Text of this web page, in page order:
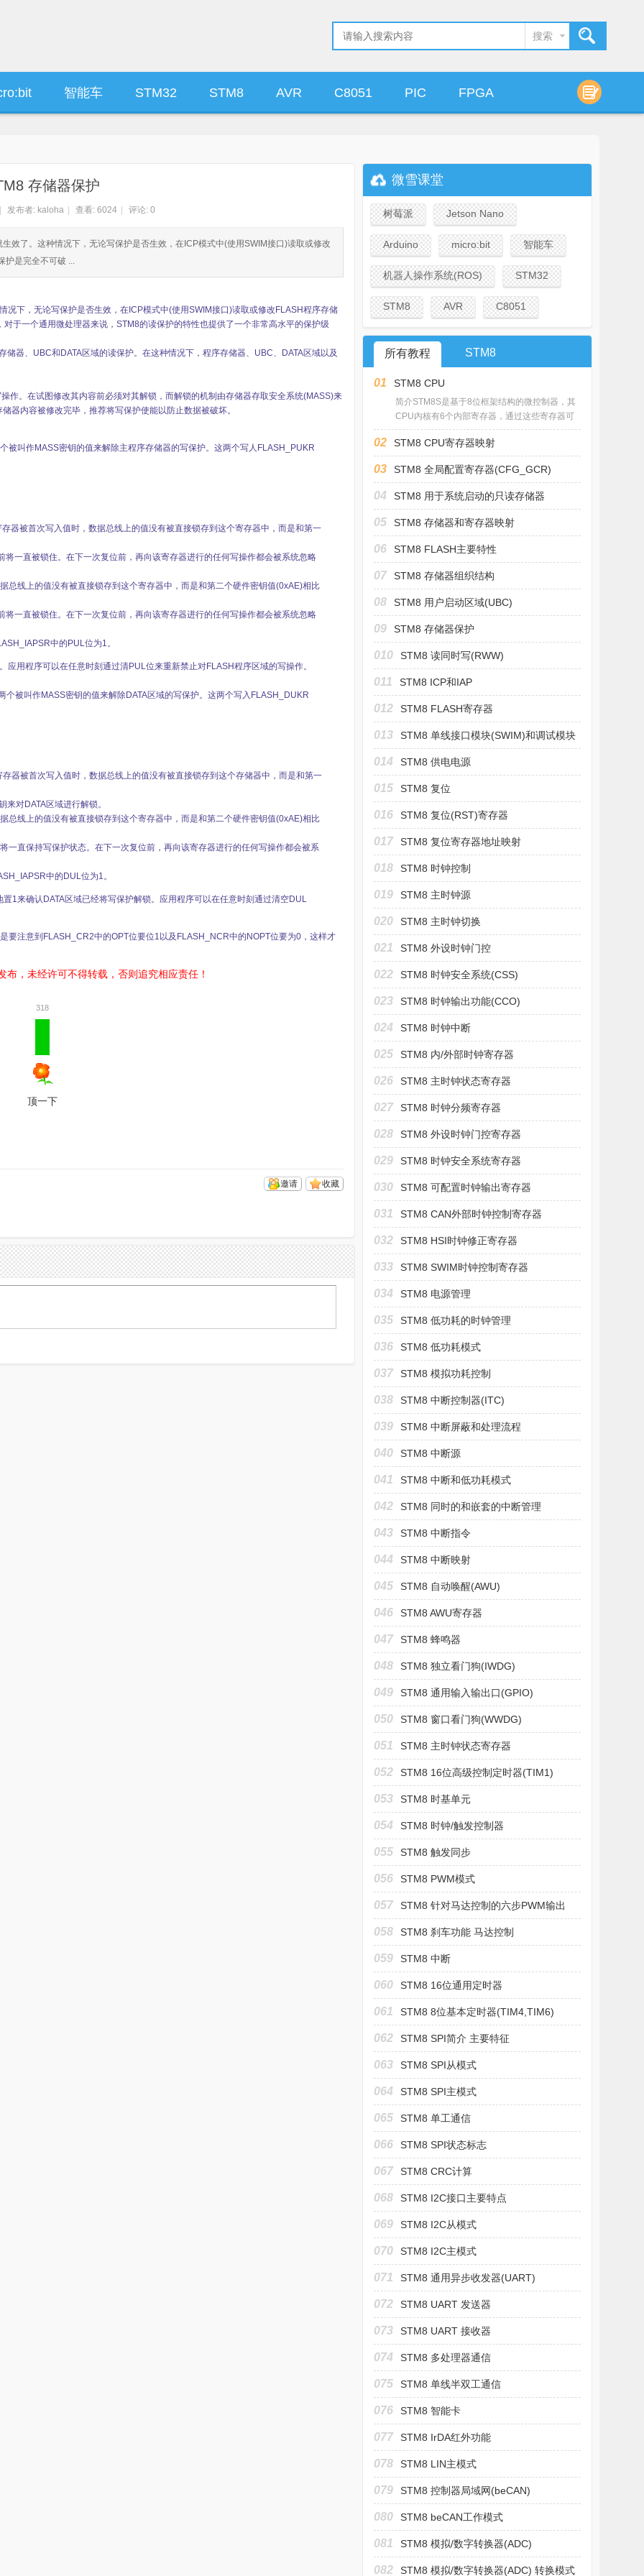
搜索
智能车 STM32 STM8 AVR C8051 PIC FPGA
存储器保护
发布者: kaloha 查看: 6024 评论: 0
效了。这种情况下，无论写保护是否生效，在ICP模式中(使用SWIM接口)读取或修改
护是完全不可破 ...
下，无论写保护是否生效，在ICP模式中(使用SWIM接口)读取或修改FLASH程序存储
于一个通用微处理器来说，STM8的读保护的特性也提供了一个非常高水平的保护级
器、UBC和DATA区域的读保护。在这种情况下，程序存储器、UBC、DATA区域以及
作。在试图修改其内容前必须对其解锁，而解锁的机制由存储器存取安全系统(MASS)来
器内容被修改完毕，推荐将写保护使能以防止数据被破坏。
被叫作MASS密钥的值来解除主程序存储器的写保护。这两个写人FLASH_PUKR
器被首次写入值时，数据总线上的值没有被直接锁存到这个寄存器中，而是和第一
一直被锁住。在下一次复位前，再向该寄存器进行的任何写操作都会被系统忽略
总线上的值没有被直接锁存到这个寄存器中，而是和第二个硬件密钥值(0xAE)相比
一直被锁住。在下一次复位前，再向该寄存器进行的任何写操作都会被系统忽略
中的PUL位为1。
用程序可以在任意时刻通过清PUL位来重新禁止对FLASH程序区域的写操作。
被叫作MASS密钥的值来解除DATA区域的写保护。这两个写入FLASH_DUKR
器被首次写入值时，数据总线上的值没有被直接锁存到这个存储器中，而是和第一
对DATA区域进行解锁。
总线上的值没有被直接锁存到这个寄存器中，而是和第二个硬件密钥值(0xAE)相比
一直保持写保护状态。在下一次复位前，再向该寄存器进行的任何写操作都会被系
中的DUL位为1。
1来确认DATA区域已经将写保护解锁。应用程序可以在任意时刻通过清空DUL
要注意到FLASH_CR2中的OPT位要位1以及FLASH_NCR中的NOPT位要为0，这样才
布，未经许可不得转载，否则追究相应责任！
318
顶一下
收藏
邀请
微雪课堂
树莓派 Jetson Nano
Arduino micro:bit 智能车
机器人操作系统(ROS) STM32
STM8 AVR C8051
所有教程 STM8
01 STM8 CPU
简介STM8S是基于8位框架结构的微控制器，其
CPU内核有6个内部寄存器，通过这些寄存器可
02 STM8 CPU寄存器映射
03 STM8 全局配置寄存器(CFG_GCR)
04 STM8 用于系统启动的只读存储器
05 STM8 存储器和寄存器映射
06 STM8 FLASH主要特性
07 STM8 存储器组织结构
08 STM8 用户启动区域(UBC)
09 STM8 存储器保护
010 STM8 读同时写(RWW)
011 STM8 ICP和IAP
012 STM8 FLASH寄存器
013
STM8 单线接口模块(SWIM)和调试模块
(DM)
014 STM8 供电电源
015 STM8 复位
016 STM8 复位(RST)寄存器
017 STM8 复位寄存器地址映射
018 STM8 时钟控制
019 STM8 主时钟源
020 STM8 主时钟切换
021 STM8 外设时钟门控
022 STM8 时钟安全系统(CSS)
023 STM8 时钟输出功能(CCO)
024 STM8 时钟中断
025 STM8 内/外部时钟寄存器
026 STM8 主时钟状态寄存器
027 STM8 时钟分频寄存器
028 STM8 外设时钟门控寄存器
029 STM8 时钟安全系统寄存器
030 STM8 可配置时钟输出寄存器
031 STM8 CAN外部时钟控制寄存器
032 STM8 HSI时钟修正寄存器
033 STM8 SWIM时钟控制寄存器
034 STM8 电源管理
035 STM8 低功耗的时钟管理
036 STM8 低功耗模式
037 STM8 模拟功耗控制
038 STM8 中断控制器(ITC)
039 STM8 中断屏蔽和处理流程
040 STM8 中断源
041 STM8 中断和低功耗模式
042 STM8 同时的和嵌套的中断管理
043 STM8 中断指令
044 STM8 中断映射
045 STM8 自动唤醒(AWU)
046 STM8 AWU寄存器
047 STM8 蜂鸣器
048 STM8 独立看门狗(IWDG)
049 STM8 通用输入输出口(GPIO)
050 STM8 窗口看门狗(WWDG)
051 STM8 主时钟状态寄存器
052 STM8 16位高级控制定时器(TIM1)
053 STM8 时基单元
054 STM8 时钟/触发控制器
055 STM8 触发同步
056 STM8 PWM模式
057 STM8 针对马达控制的六步PWM输出
058 STM8 刹车功能 马达控制
059 STM8 中断
060
STM8 16位通用定时器
(TIM2,TIM3,TIM5)
061 STM8 8位基本定时器(TIM4,TIM6)
062 STM8 SPI简介 主要特征
063 STM8 SPI从模式
064 STM8 SPI主模式
065 STM8 单工通信
066 STM8 SPI状态标志
067 STM8 CRC计算
068 STM8 I2C接口主要特点
069 STM8 I2C从模式
070 STM8 I2C主模式
071 STM8 通用异步收发器(UART)
072 STM8 UART 发送器
073 STM8 UART 接收器
074 STM8 多处理器通信
075 STM8 单线半双工通信
076 STM8 智能卡
077 STM8 IrDA红外功能
078 STM8 LIN主模式
079 STM8 控制器局域网(beCAN)
080 STM8 beCAN工作模式
081 STM8 模拟/数字转换器(ADC)
082 STM8 模拟/数字转换器(ADC) 转换模式